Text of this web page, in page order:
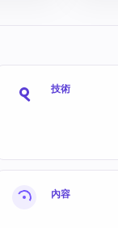
技術
內容